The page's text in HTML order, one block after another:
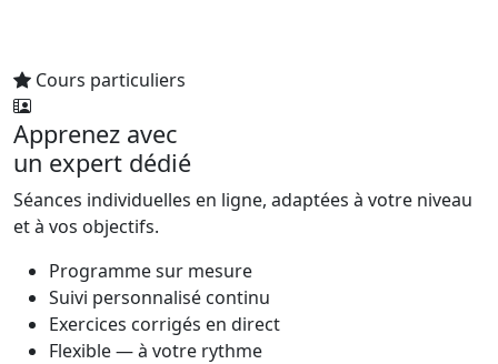
Cours particuliers
Apprenez avec
un expert dédié
Séances individuelles en ligne, adaptées à votre niveau
et à vos objectifs.
Programme sur mesure
Suivi personnalisé continu
Exercices corrigés en direct
Flexible — à votre rythme